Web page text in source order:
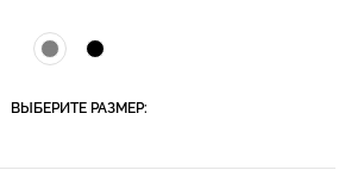
ВЫБЕРИТЕ РАЗМЕР: